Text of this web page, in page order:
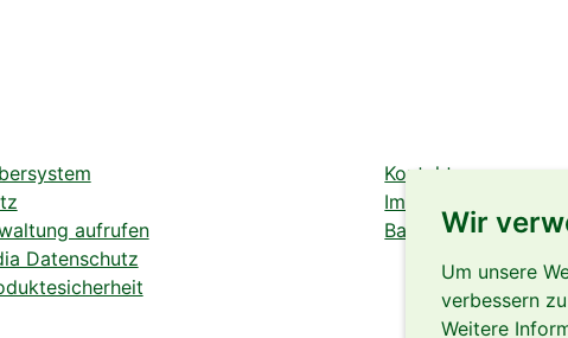
aufrufen
Datenschutz
Kontakt
Impressum
Barrierefreiheit
Wir
Um unsere
verbessern
Weitere